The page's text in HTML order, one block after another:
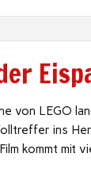
von LEGO
ins
kommt mit